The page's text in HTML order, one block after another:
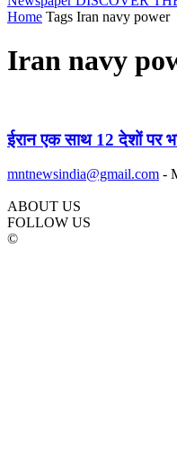
Home Tags Iran navy power
Iran navy
ईरान एक साथ 12 देशों पर
mntnewsindia@gmail.com -
ABOUT US
FOLLOW US
©